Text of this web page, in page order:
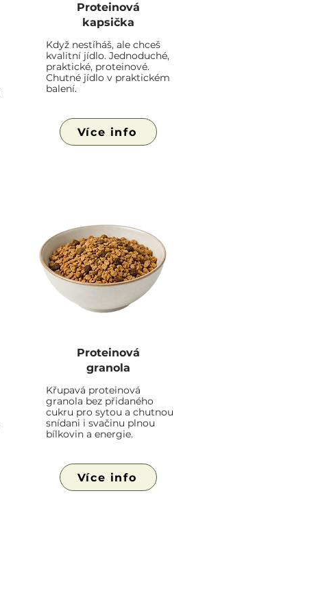
Proteinová
kapsička
Když nestíháš, ale chceš
kvalitní jídlo. Jednoduché,
praktické, proteinové.
Chutné jídlo v praktickém
balení.
Více info
Proteinová
granola
Křupavá proteinová
granola bez přidaného
cukru pro sytou a chutnou
snídani i svačinu plnou
bílkovin a energie.
Více info